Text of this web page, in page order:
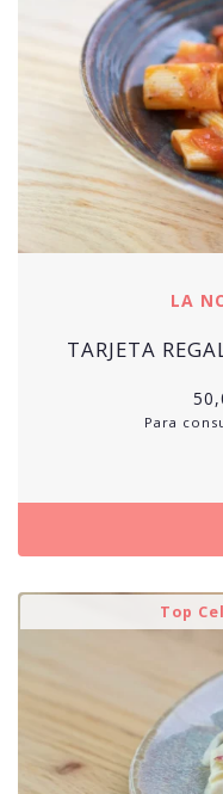
LA
TARJETA
Para
Top